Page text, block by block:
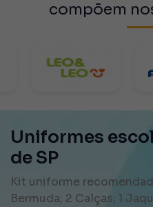
compõem
Uniformes
de SP
Kit uniforme
Bermuda; 2 Calças; 1